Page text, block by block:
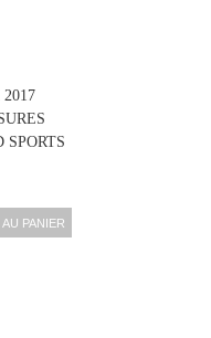
SPORTS
PANIER